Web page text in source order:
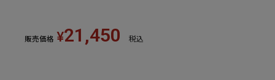
販売価格 ¥21,450 税込